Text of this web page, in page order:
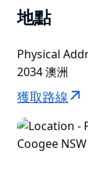
地點
Physical
2034 澳洲
獲取路線